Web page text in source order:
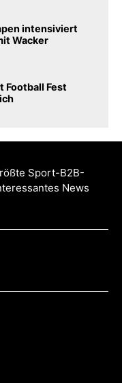
intensiviert
Wacker
Football Fest
Sport-B2B-
News